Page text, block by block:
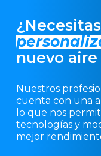
¿Necesitas
nuevo
Nuestros
cuenta con una
lo que nos
tecnologías y
mejor